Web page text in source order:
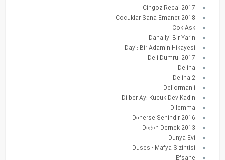
Cingoz Recai 2017
Cocuklar Sana Emanet 2018
Cok Ask
Daha Iyi Bir Yarin
Dayi: Bir Adamin Hikayesi
Deli Dumrul 2017
Deliha
Deliha 2
Deliormanli
Dilber Ay: Kucuk Dev Kadin
Dilemma
Dönerse Senindir 2016
Düğün Dernek 2013
Dunya Evi
Duses - Mafya Sizintisi